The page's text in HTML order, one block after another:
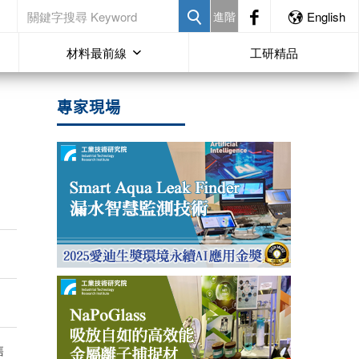
進階 English
材料最前線 工研精品
專家現場